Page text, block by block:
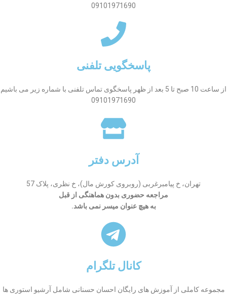
09101971690
پاسخگویی تلفنی
از ساعت 10 صبح تا 5 بعد از ظهر پاسخگوی تماس تلفنی با شماره زیر می باشیم
09101971690
آدرس دفتر
تهران، خ پیامبرغربی (روبروی کورش مال)، خ نظری، پلاک 57
مراجعه حضوری بدون هماهنگی از قبل
به هیچ عنوان میسر نمی باشد.
کانال تلگرام
مجموعه کاملی از آموزش های رایگان احسان حسنانی شامل آرشیو استوری ها